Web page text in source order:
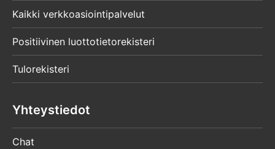
Kaikki verkkoasiointipalvelut
Positiivinen luottotietorekisteri
Tulorekisteri
Yhteystiedot
Chat